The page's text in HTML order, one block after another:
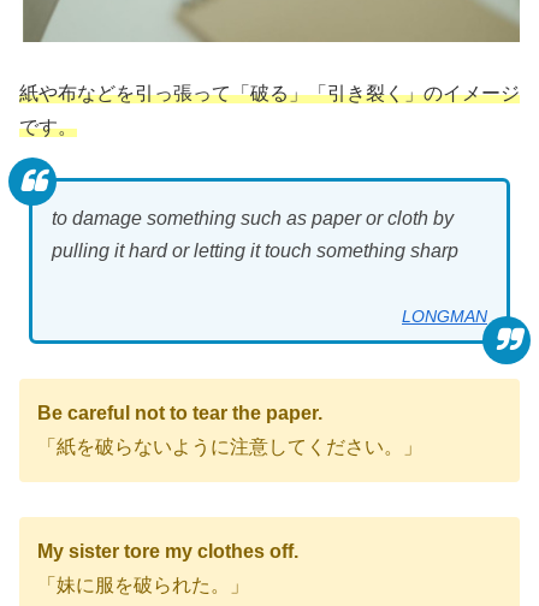
紙や布などを引っ張って「破る」「引き裂く」のイメージ
です。
to damage something such as paper or cloth by
pulling it hard or letting it touch something sharp
LONGMAN
Be careful not to tear the paper.
「紙を破らないように注意してください。」
My sister tore my clothes off.
「妹に服を破られた。」